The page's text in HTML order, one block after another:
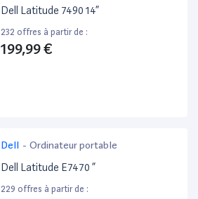
Dell Latitude 7490 14”
232 offres à partir de :
199,99 €
Dell - Ordinateur portable
Dell Latitude E7470 ”
229 offres à partir de :